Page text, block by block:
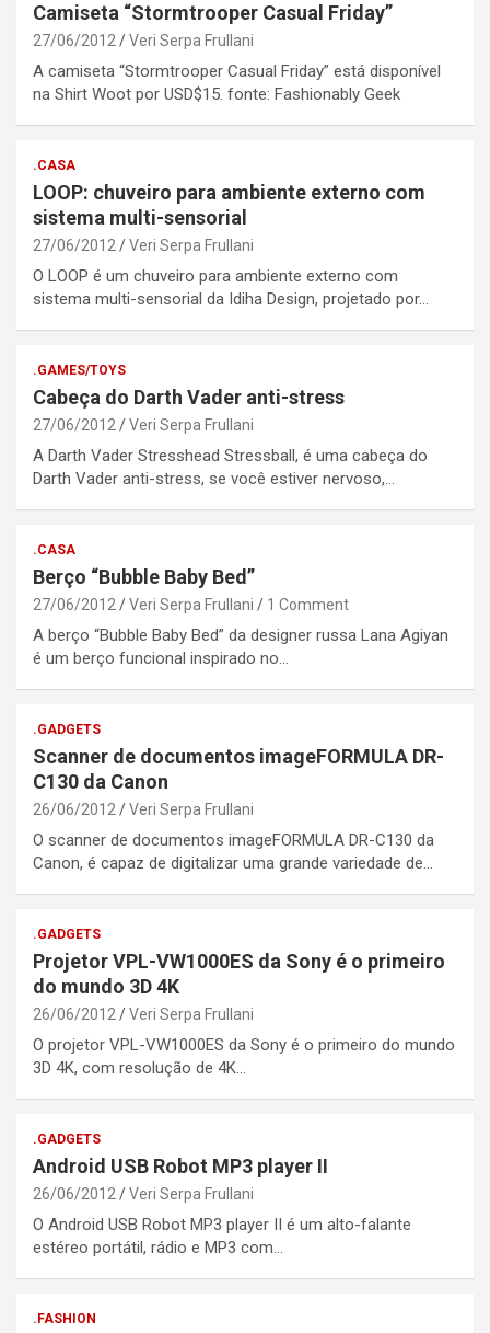
Camiseta “Stormtrooper Casual Friday”
27/06/2012 Veri Serpa Frullani
A camiseta “Stormtrooper Casual Friday” está disponível
na Shirt Woot por USD$15. fonte: Fashionably Geek
.CASA
LOOP: chuveiro para ambiente externo com
sistema multi-sensorial
27/06/2012 Veri Serpa Frullani
O LOOP é um chuveiro para ambiente externo com
sistema multi-sensorial da Idiha Design, projetado por…
.GAMES/TOYS
Cabeça do Darth Vader anti-stress
27/06/2012 Veri Serpa Frullani
A Darth Vader Stresshead Stressball, é uma cabeça do
Darth Vader anti-stress, se você estiver nervoso,…
.CASA
Berço “Bubble Baby Bed”
27/06/2012 Veri Serpa Frullani 1 Comment
A berço “Bubble Baby Bed” da designer russa Lana Agiyan
é um berço funcional inspirado no…
.GADGETS
Scanner de documentos imageFORMULA DR-
C130 da Canon
26/06/2012 Veri Serpa Frullani
O scanner de documentos imageFORMULA DR-C130 da
Canon, é capaz de digitalizar uma grande variedade de…
.GADGETS
Projetor VPL-VW1000ES da Sony é o primeiro
do mundo 3D 4K
26/06/2012 Veri Serpa Frullani
O projetor VPL-VW1000ES da Sony é o primeiro do mundo
3D 4K, com resolução de 4K…
.GADGETS
Android USB Robot MP3 player II
26/06/2012 Veri Serpa Frullani
O Android USB Robot MP3 player II é um alto-falante
estéreo portátil, rádio e MP3 com…
.FASHION